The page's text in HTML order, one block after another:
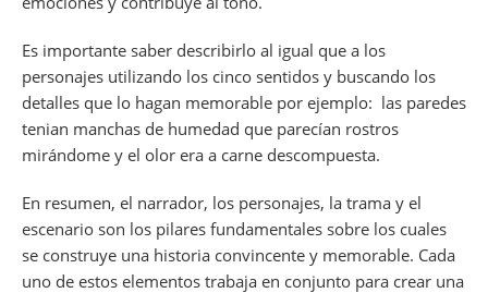
Es importante saber describirlo al igual que a los
personajes utilizando los cinco sentidos y buscando los
detalles que lo hagan memorable por ejemplo: las paredes
tenian manchas de humedad que parecían rostros
mirándome y el olor era a carne descompuesta.
En resumen, el narrador, los personajes, la trama y el
escenario son los pilares fundamentales sobre los cuales
se construye una historia convincente y memorable. Cada
uno de estos elementos trabaja en conjunto para crear una